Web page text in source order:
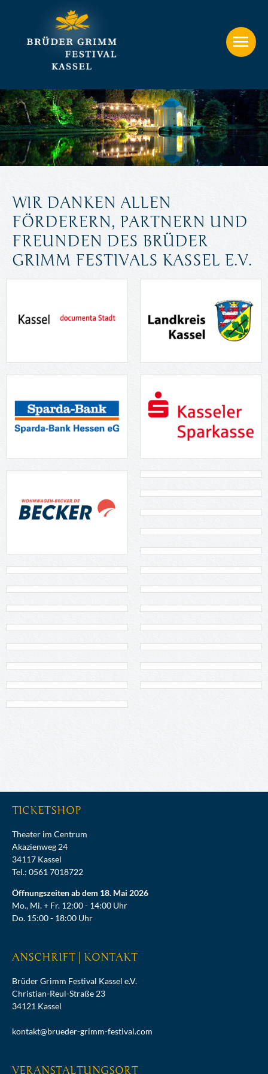
WIR DANKEN ALLEN
FÖRDERERN, PARTNERN UND
FREUNDEN DES BRÜDER
GRIMM FESTIVALS KASSEL E.V.
TICKETSHOP
Theater im Centrum
Akazienweg 24
34117 Kassel
Tel.: 0561 7018722
Öffnungszeiten ab dem 18. Mai 2026
Mo., Mi. + Fr. 12:00 - 14:00 Uhr
Do. 15:00 - 18:00 Uhr
ANSCHRIFT | KONTAKT
Brüder Grimm Festival Kassel e.V.
Christian-Reul-Straße 23
34121 Kassel
kontakt@brueder-grimm-festival.com
VERANSTALTUNGSORT